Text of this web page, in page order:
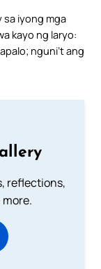
sa iyong mga
kayo ng laryo:
nguni’t ang
reflections,